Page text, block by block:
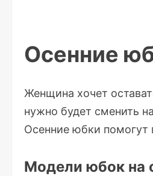
Осенние
Женщина хочет
нужно будет сменить
Осенние юбки помогут
Модели юбок на